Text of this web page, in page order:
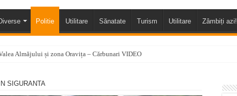
Politie Utilitare Sănatate Turism Utilitare Zâmbiți azi!
Almăjului și zona Oravița – Cărbunari VIDEO
APĂ în ORAVIȚA – 05.08.2026 – avarie
SIGURANTA